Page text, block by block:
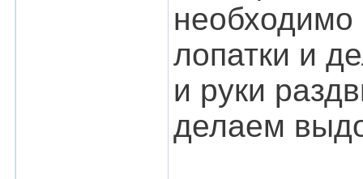
необходимо
лопатки и
и руки
делаем